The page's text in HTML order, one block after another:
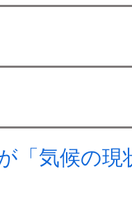
「気候の現